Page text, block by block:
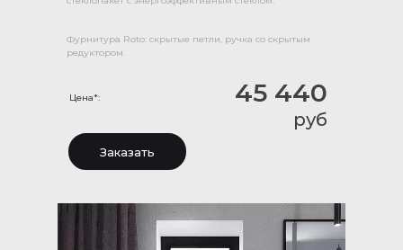
45 440
руб
Фурнитура Roto: скрытые петли, ручка со скрытым
редуктором.
Цена*:
Заказать